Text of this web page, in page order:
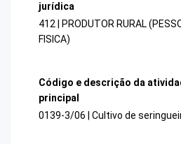
jurídica
412 | PRODUTOR RURAL
FISICA)
Código e descrição da
principal
0139-3/06 | Cultivo de